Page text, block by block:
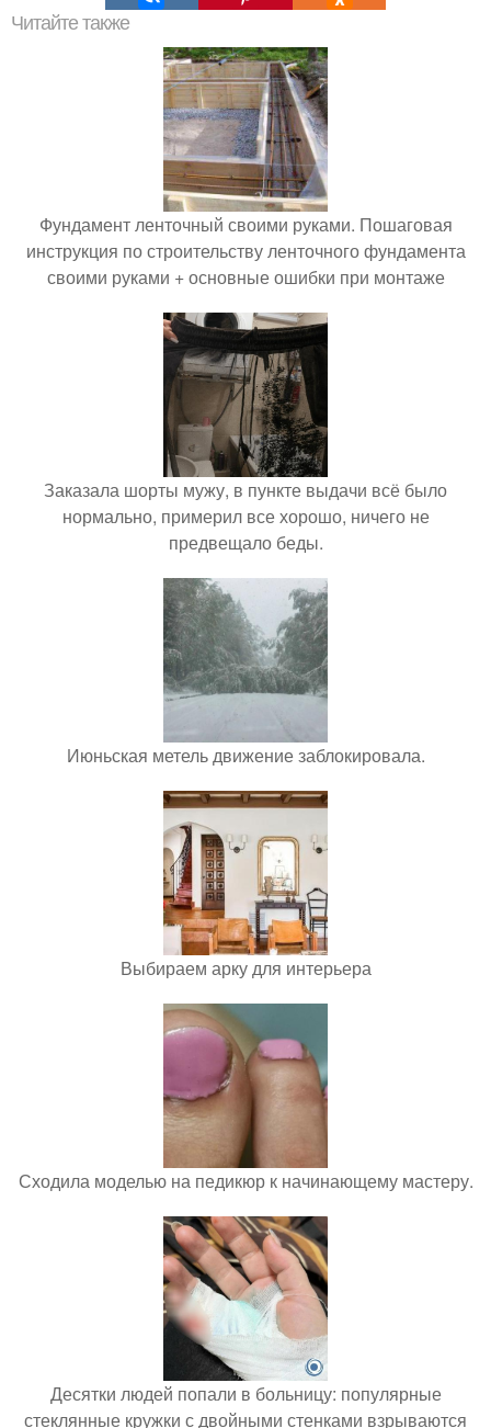
Читайте также
Фундамент ленточный своими руками. Пошаговая
инструкция по строительству ленточного фундамента
своими руками + основные ошибки при монтаже
Заказала шорты мужу, в пункте выдачи всё было
нормально, примерил все хорошо, ничего не
предвещало беды.
Июньская метель движение заблокировала.
Выбираем арку для интерьера
Сходила моделью на педикюр к начинающему мастеру.
Десятки людей попали в больницу: популярные
стеклянные кружки с двойными стенками взрываются